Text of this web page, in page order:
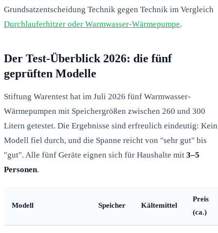
Grundsatzentscheidung Technik gegen Technik im Vergleich
Durchlauferhitzer oder Warmwasser-Wärmepumpe.
Der Test-Überblick 2026: die fünf
geprüften Modelle
Stiftung Warentest hat im Juli 2026 fünf Warmwasser-
Wärmepumpen mit Speichergrößen zwischen 260 und 300
Litern getestet. Die Ergebnisse sind erfreulich eindeutig: Kein
Modell fiel durch, und die Spanne reicht von "sehr gut" bis
"gut". Alle fünf Geräte eignen sich für Haushalte mit 3–5
Personen.
Modell Speicher Kältemittel
Preis
(ca.)